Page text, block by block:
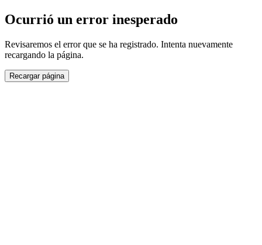
Ocurrió un error inesperado
Revisaremos el error que se ha registrado. Intenta nuevamente
recargando la página.
Recargar página